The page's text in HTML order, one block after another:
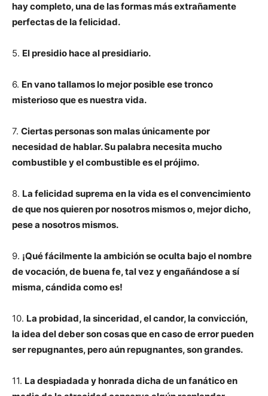
hay completo, una de las formas más extrañamente
perfectas de la felicidad.
5. El presidio hace al presidiario.
6. En vano tallamos lo mejor posible ese tronco
misterioso que es nuestra vida.
7. Ciertas personas son malas únicamente por
necesidad de hablar. Su palabra necesita mucho
combustible y el combustible es el prójimo.
8. La felicidad suprema en la vida es el convencimiento
de que nos quieren por nosotros mismos o, mejor dicho,
pese a nosotros mismos.
9. ¡Qué fácilmente la ambición se oculta bajo el nombre
de vocación, de buena fe, tal vez y engañándose a sí
misma, cándida como es!
10. La probidad, la sinceridad, el candor, la convicción,
la idea del deber son cosas que en caso de error pueden
ser repugnantes, pero aún repugnantes, son grandes.
11. La despiadada y honrada dicha de un fanático en